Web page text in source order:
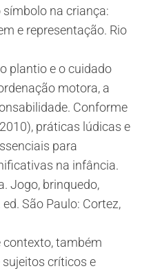
símbolo na criança:
e representação. Rio
plantio e o cuidado
motora, a
Conforme
práticas lúdicas e
para
na infância.
Jogo, brinquedo,
São Paulo: Cortez,
contexto, também
críticos e